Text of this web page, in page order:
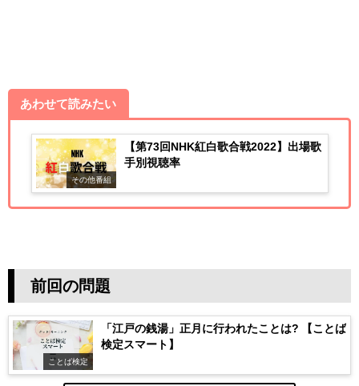
あわせて読みたい
その他番組
【第73回NHK紅白歌合戦2022】出場歌
手別視聴率
前回の問題
ことば検定
「江戸の銭湯」正月に行われたことは? 【ことば
検定スマート】